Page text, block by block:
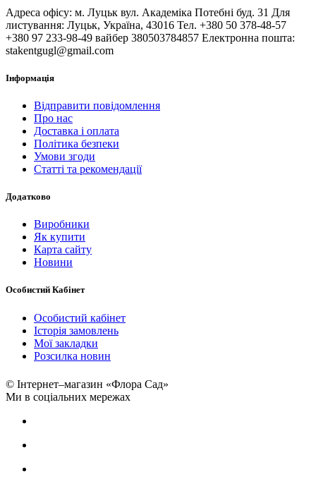
Адреса офісу: м. Луцьк вул. Академіка Потебні буд. 31 Для
листування: Луцьк, Україна, 43016 Тел. +380 50 378-48-57
+380 97 233-98-49 вайбер 380503784857 Електронна пошта:
stakentgugl@gmail.com
Інформація
Відправити повідомлення
Про нас
Доставка і оплата
Політика безпеки
Умови згоди
Статті та рекомендації
Додатково
Виробники
Як купити
Карта сайту
Новини
Особистий Кабінет
Особистий кабінет
Історія замовлень
Мої закладки
Розсилка новин
© Інтернет–магазин «Флора Сад»
Ми в соціальних мережах